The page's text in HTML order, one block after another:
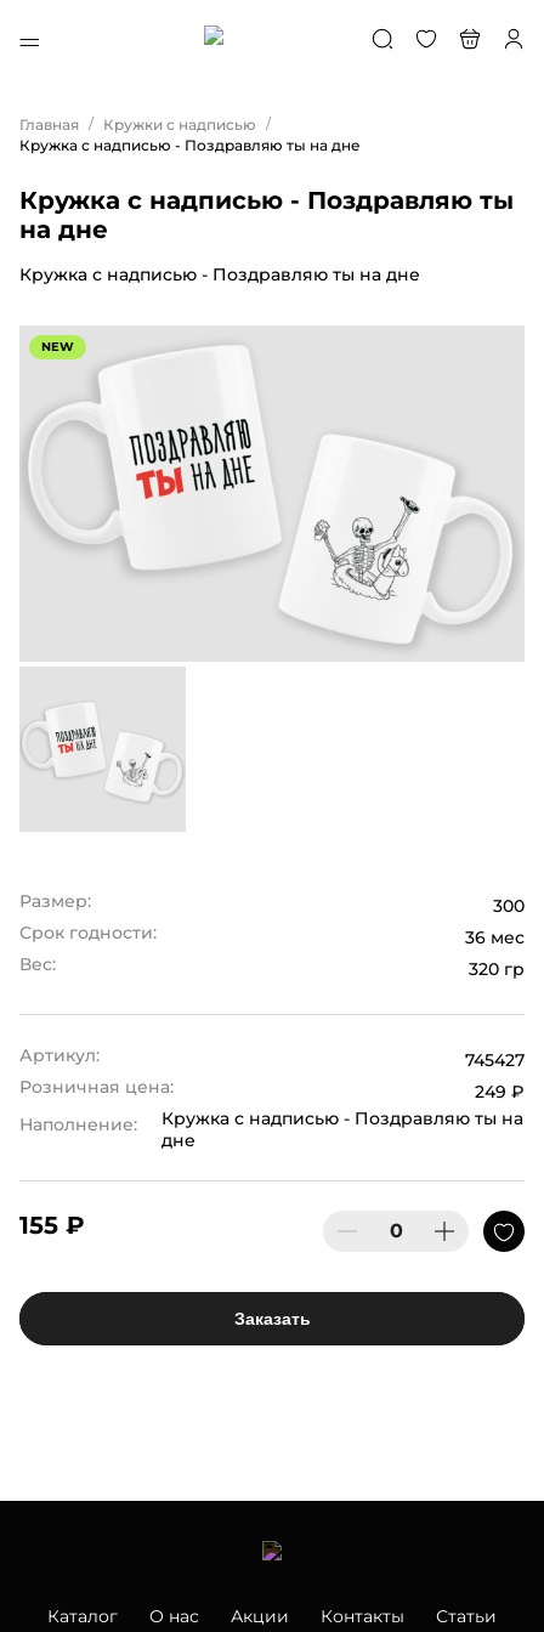
Главная / Кружки с надписью /
Кружка с надписью - Поздравляю ты на дне
Кружка с надписью - Поздравляю ты
на дне
Кружка с надписью - Поздравляю ты на дне
NEW
Размер:
300
Срок годности:
36 мес
Вес:
320 гр
Артикул:
745427
Розничная цена:
249 ₽
Наполнение:
Кружка с надписью - Поздравляю ты на
дне
155 ₽
Заказать
Каталог О нас Акции Контакты Статьи